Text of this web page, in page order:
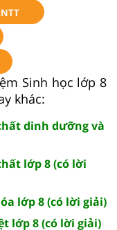
Sinh học lớp 8
khác:
dinh dưỡng và
lớp 8 (có lời
lớp 8 (có lời giải)
lớp 8 (có lời giải)